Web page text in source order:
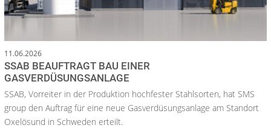
11.06.2026
SSAB BEAUFTRAGT BAU EINER
GASVERDÜSUNGSANLAGE
SSAB, Vorreiter in der Produktion hochfester Stahlsorten, hat SMS
group den Auftrag für eine neue Gasverdüsungsanlage am Standort
Oxelösund in Schweden erteilt.